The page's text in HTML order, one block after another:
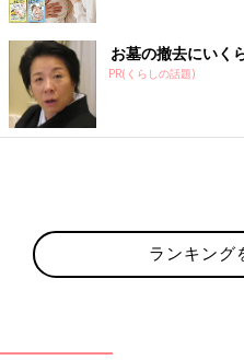
けて左は0.8、右は1.2です。最
「早くコンタクトにしたい」な
保育園に年中でやっと入
ラスからスタート
お墓の撤去にいく
PR(くらしの話題)
ランキング